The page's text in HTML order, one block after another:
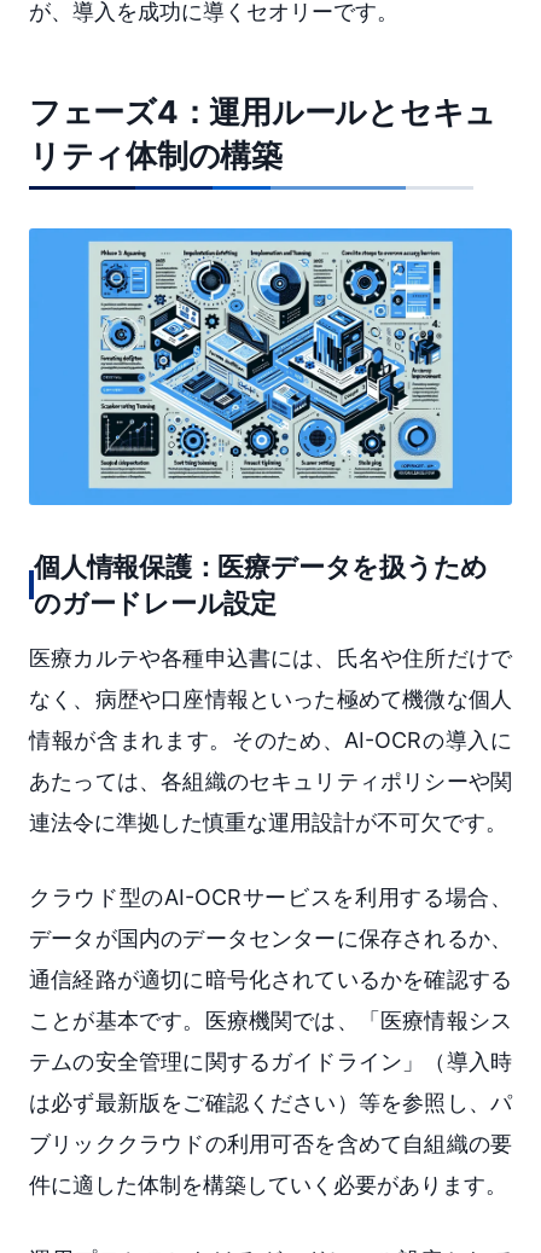
が、導入を成功に導くセオリーです。
フェーズ4：運用ルールとセキュ
リティ体制の構築
個人情報保護：医療データを扱うため
のガードレール設定
医療カルテや各種申込書には、氏名や住所だけで
なく、病歴や口座情報といった極めて機微な個人
情報が含まれます。そのため、AI-OCRの導入に
あたっては、各組織のセキュリティポリシーや関
連法令に準拠した慎重な運用設計が不可欠です。
クラウド型のAI-OCRサービスを利用する場合、
データが国内のデータセンターに保存されるか、
通信経路が適切に暗号化されているかを確認する
ことが基本です。医療機関では、「医療情報シス
テムの安全管理に関するガイドライン」（導入時
は必ず最新版をご確認ください）等を参照し、パ
ブリッククラウドの利用可否を含めて自組織の要
件に適した体制を構築していく必要があります。